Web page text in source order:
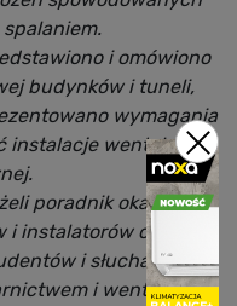
i omówiono
budynków i tuneli,
wymagania
instalacje wentylacji
poradnik okaże się
instalatorów oraz
i słuchaczy
i wentylacją